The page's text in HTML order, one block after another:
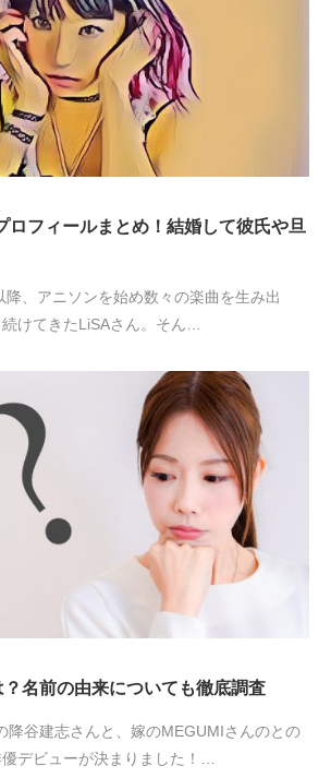
ロフィールまとめ！結婚して彼氏や旦
、アニソンを始め数々の楽曲を生み出
けてきたLiSAさん。そん…
名前の由来についても徹底調査
降谷建志さんと、嫁のMEGUMIさんのとの
デビューが決まりました！…